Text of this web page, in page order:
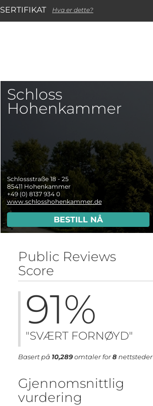
Schloss
Hohenkammer
Schlossstraße 18 - 25
85411 Hohenkammer
+49 (0) 8137 934 0
www.schlosshohenkammer.de
BESTILL NÅ
Public Reviews
Score
91%
"SVÆRT FORNØYD"
Basert på 10,289omtaler for8nettsteder
Gjennomsnittlig
vurdering
SERTIFIKAT Hva er dette?